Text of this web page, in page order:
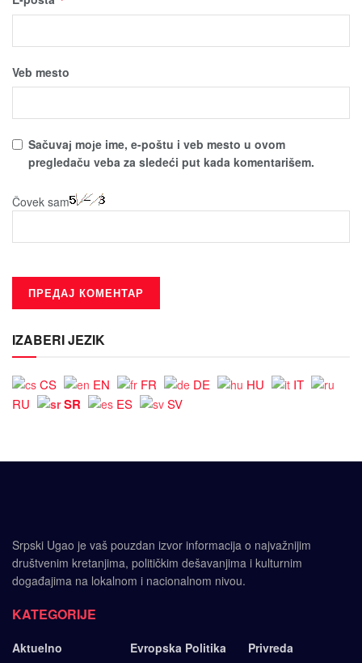
Veb mesto
Sačuvaј moјe ime, e-poštu i veb mesto u ovom
pregledaču veba za sledeći put kada komentarišem.
Čovek sam
IZABERI JEZIK
CS EN FR DE HU
IT
RU
SR ES SV
Srpski Ugao je vaš pouzdan izvor informacija o najvažnijim
društvenim kretanjima, političkim dešavanjima i kulturnim
događajima na lokalnom i nacionalnom nivou.
KATEGORIJE
Aktuelno
Evropska Politika
Privreda